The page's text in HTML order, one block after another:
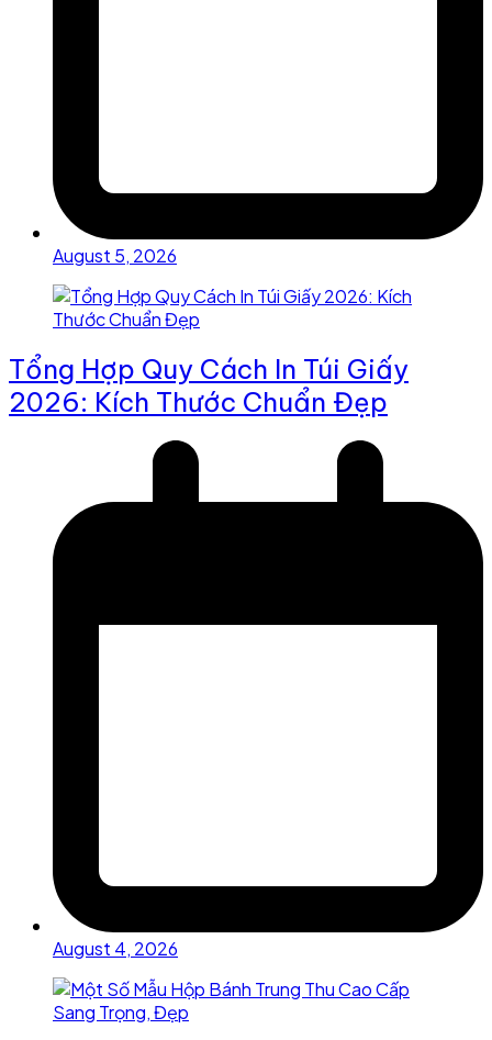
August 5, 2026
Tổng Hợp Quy Cách In Túi Giấy
2026: Kích Thước Chuẩn Đẹp
August 4, 2026